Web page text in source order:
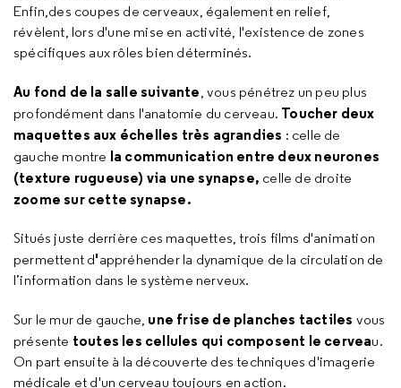
Enfin,des coupes de cerveaux, également en relief,
révèlent, lors d'une mise en activité, l'existence de zones
spécifiques aux rôles bien déterminés.
Au fond de la salle suivante, vous pénétrez un peu plus
profondément dans l'anatomie du cerveau. Toucher deux
maquettes aux échelles très agrandies : celle de
gauche montre la communication entre deux neurones
(texture rugueuse) via une synapse, celle de droite
zoome sur cette synapse.
Situés juste derrière ces maquettes, trois films d'animation
permettent d'appréhender la dynamique de la circulation de
l’information dans le système nerveux.
Sur le mur de gauche, une frise de planches tactiles vous
présente toutes les cellules qui composent le cerveau.
On part ensuite à la découverte des techniques d'imagerie
médicale et d'un cerveau toujours en action.